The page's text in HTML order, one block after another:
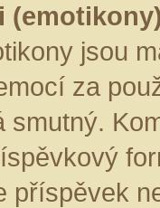
jsou
za
smutný.
příspěvek